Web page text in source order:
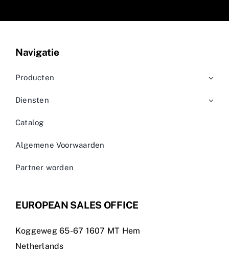
Navigatie
Producten
Diensten
Catalog
Algemene Voorwaarden
Partner worden
EUROPEAN SALES OFFICE
Koggeweg 65-67 1607 MT Hem
Netherlands